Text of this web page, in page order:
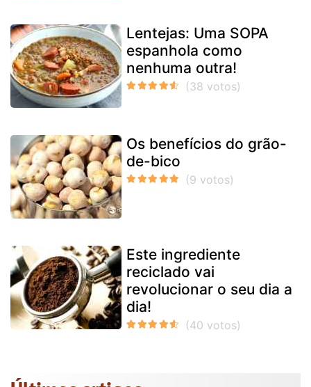
Lentejas: Uma SOPA
espanhola como
nenhuma outra!
Os benefícios do grão-
de-bico
Este ingrediente
reciclado vai
revolucionar o seu dia a
dia!